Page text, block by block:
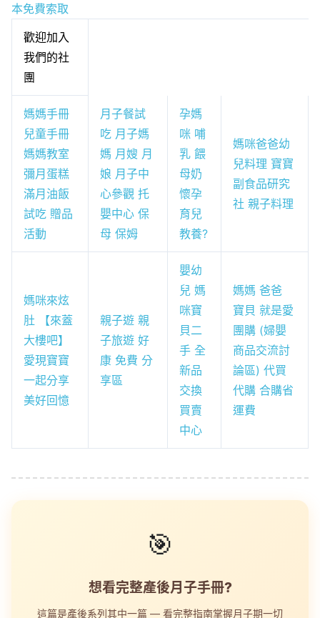
本免費索取
歡迎加入
我們的社
團
媽媽手冊
兒童手冊
媽媽教室
彌月蛋糕
滿月油飯
試吃 贈品
活動
月子餐試
吃 月子媽
媽 月嫂 月
娘 月子中
心參觀 托
嬰中心 保
母 保姆
孕媽
咪 哺
乳 餵
母奶
懷孕
育兒
教養?
媽咪爸爸幼
兒料理 寶寶
副食品研究
社 親子料理
媽咪來炫
肚 【來蓋
大樓吧】
愛現寶寶
一起分享
美好回憶
親子遊 親
子旅遊 好
康 免費 分
享區
嬰幼
兒 媽
咪寶
貝二
手 全
新品
交換
買賣
中心
媽媽 爸爸
寶貝 就是愛
團購 (婦嬰
商品交流討
論區) 代買
代購 合購省
運費
🎯
想看完整產後月子手冊?
這篇是產後系列其中一篇 — 看完整指南掌握月子期一切